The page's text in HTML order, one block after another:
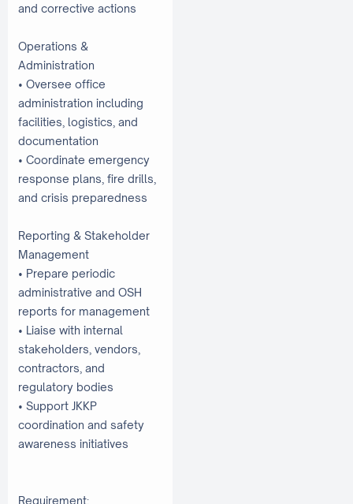
and corrective actions
Operations &
Administration
• Oversee office
administration including
facilities, logistics, and
documentation
• Coordinate emergency
response plans, fire drills,
and crisis preparedness
Reporting & Stakeholder
Management
• Prepare periodic
administrative and OSH
reports for management
• Liaise with internal
stakeholders, vendors,
contractors, and
regulatory bodies
• Support JKKP
coordination and safety
awareness initiatives
Requirement: